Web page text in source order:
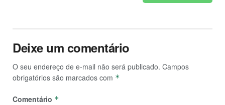
Deixe um comentário
O seu endereço de e-mail não será publicado. Campos
obrigatórios são marcados com *
Comentário *